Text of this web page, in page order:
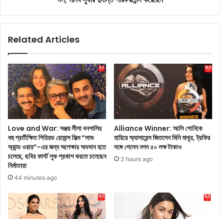
ঠ
মা
টি
শ
ব্দ
ব
ল
লে
ন
,
ই
ন্ডি
জো
টে
T
t
H
i
g
h
l
i
g
h
t
s
আ
Related Articles
Love and War: সঞ্জয় লীলা বনশালির
বহু প্রতীক্ষিত পিরিয়ড রোমান্স ফিল্ম “লাভ
অ্যান্ড ওয়ার”-এর জন্য অপেক্ষার অবসান হতে
চলেছে, ছবির ফার্স্ট লুক প্রকাশ করতে চলেছেন
নির্মাতারা
44 minutes ago
Alliance Winner: আলি গোনিকে
হারিয়ে অ্যালায়েন্স জিতলেন মিনি মাথুর, ট্রফির
সঙ্গে পেলেন নগদ ৫০ লক্ষ টাকাও
3 hours ago